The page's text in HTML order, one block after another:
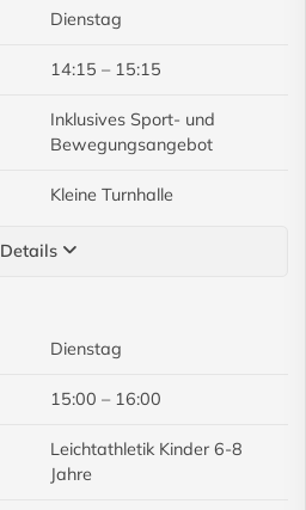
Dienstag
14:15 – 15:15
Inklusives Sport- und
Bewegungsangebot
Kleine Turnhalle
Details
Dienstag
15:00 – 16:00
Leichtathletik Kinder 6-8
Jahre